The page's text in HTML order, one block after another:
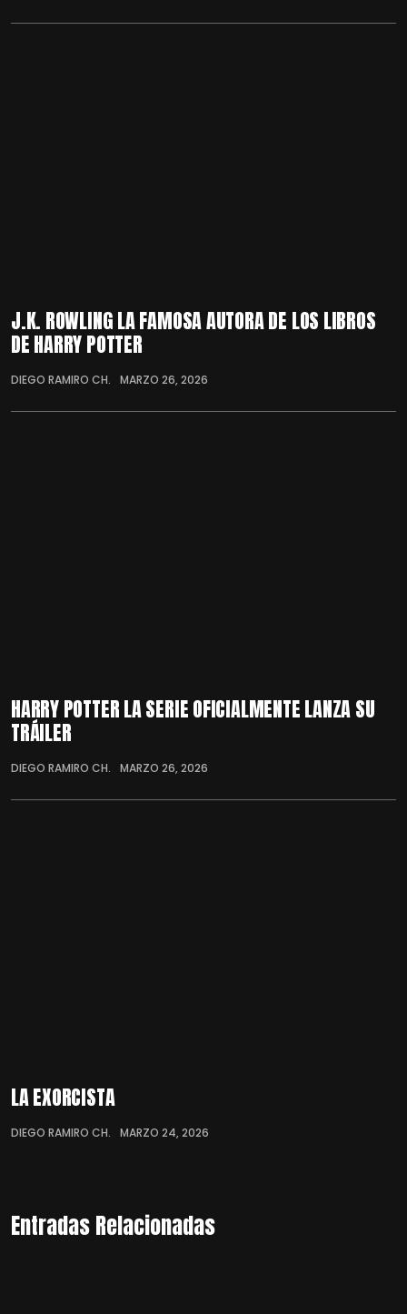
J.K. ROWLING LA FAMOSA AUTORA DE LOS LIBROS
DE HARRY POTTER
DIEGO RAMIRO CH. MARZO 26, 2026
HARRY POTTER LA SERIE OFICIALMENTE LANZA SU
TRÁILER
DIEGO RAMIRO CH. MARZO 26, 2026
LA EXORCISTA
DIEGO RAMIRO CH. MARZO 24, 2026
Entradas Relacionadas